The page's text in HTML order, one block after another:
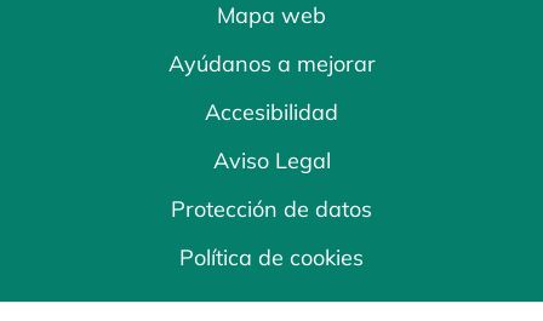
Mapa web
Ayúdanos a mejorar
Accesibilidad
Aviso Legal
Protección de datos
Política de cookies